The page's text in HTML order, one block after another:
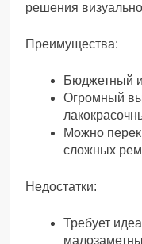
решения
Преимущества:
Бюджетный
Огромный
Можно
сложных
Недостатки:
Требует